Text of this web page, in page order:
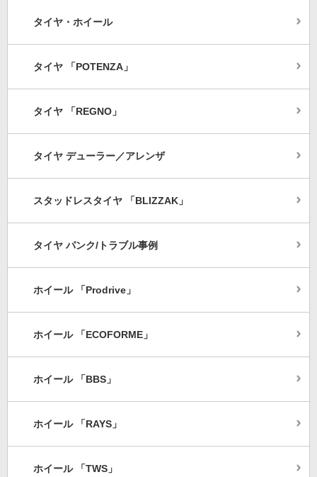
タイヤ・ホイール
タイヤ 「POTENZA」
タイヤ 「REGNO」
タイヤ デューラー／アレンザ
スタッドレスタイヤ 「BLIZZAK」
タイヤ パンク/トラブル事例
ホイール 「Prodrive」
ホイール 「ECOFORME」
ホイール 「BBS」
ホイール 「RAYS」
ホイール 「TWS」